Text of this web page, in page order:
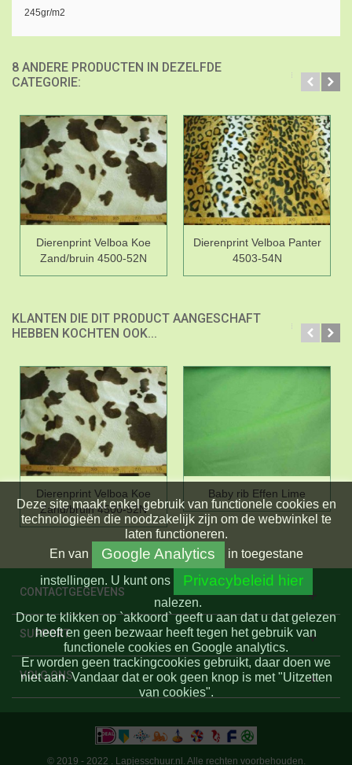
245gr/m2
8 ANDERE PRODUCTEN IN DEZELFDE
CATEGORIE:
Dierenprint Velboa Koe
Zand/bruin 4500-52N
Dierenprint Velboa Panter
4503-54N
KLANTEN DIE DIT PRODUCT AANGESCHAFT
HEBBEN KOCHTEN OOK...
Dierenprint Velboa Koe
Zand/bruin 4500-52N
Baby rib Effen Lime
CONTACTGEGEVENS
SUPPORT
VOLG ONS
Deze site maakt enkel gebruik van functionele cookies en
technologieën die noodzakelijk zijn om de webwinkel te
laten functioneren.
En van Google Analytics
in toegestane
instellingen. U kunt ons Privacybeleid hier
nalezen.
Door te klikken op `akkoord` geeft u aan dat u dat gelezen
heeft en geen bezwaar heeft tegen het gebruik van
functionele cookies en Google analytics.
Er worden geen trackingcookies gebruikt, daar doen we
niet aan. Vandaar dat er ook geen knop is met "Uitzetten
van cookies".
© 2019 - 2022 . Lapjesschuur.nl. Alle rechten voorbehouden.